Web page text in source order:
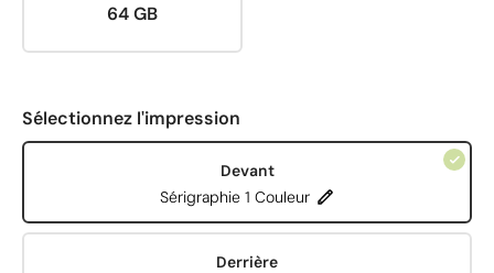
64 GB
Sélectionnez l'impression
Devant
Sérigraphie 1 Couleur
Derrière